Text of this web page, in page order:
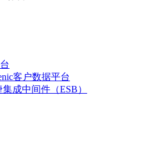
客户数据平台
成中间件（ESB）